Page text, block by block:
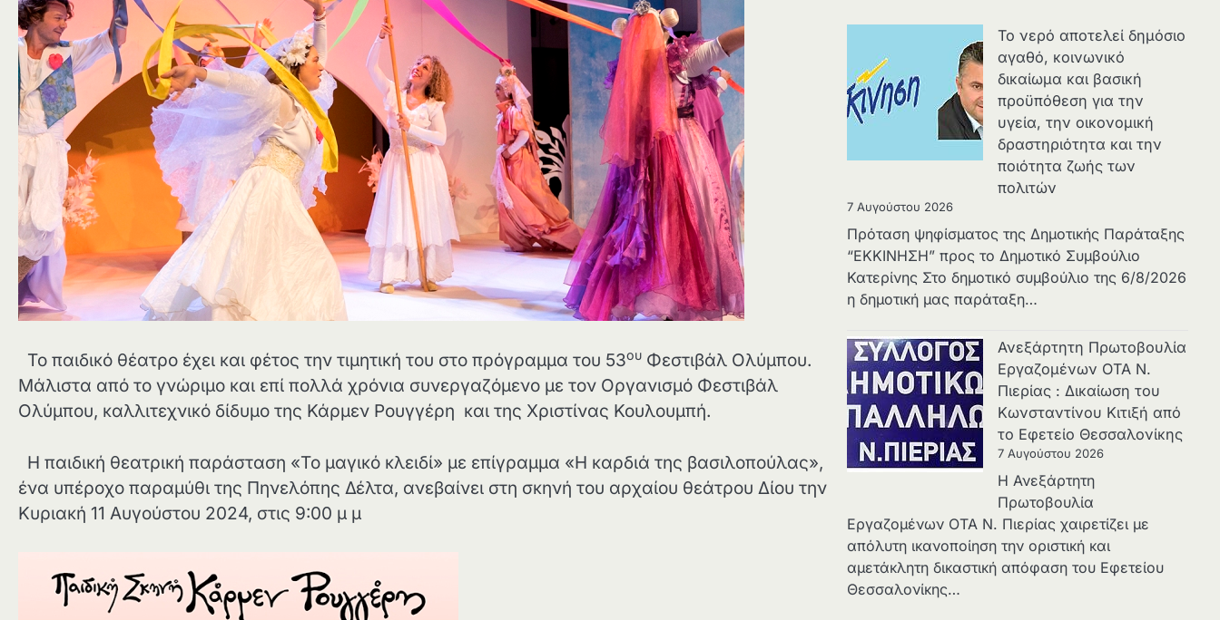
Το παιδικό θέατρο έχει και φέτος την τιμητική του στο πρόγραμμα του 53ου Φεστιβάλ Ολύμπου.
Μάλιστα από το γνώριμο και επί πολλά χρόνια συνεργαζόμενο με τον Οργανισμό Φεστιβάλ
Ολύμπου, καλλιτεχνικό δίδυμο της Κάρμεν Ρουγγέρη και της Χριστίνας Κουλουμπή.
Η παιδική θεατρική παράσταση «Το μαγικό κλειδί» με επίγραμμα «Η καρδιά της βασιλοπούλας»,
ένα υπέροχο παραμύθι της Πηνελόπης Δέλτα, ανεβαίνει στη σκηνή του αρχαίου θεάτρου Δίου την
Κυριακή 11 Αυγούστου 2024, στις 9:00 μ μ
Το νερό αποτελεί δημόσιο
αγαθό, κοινωνικό
δικαίωμα και βασική
προϋπόθεση για την
υγεία, την οικονομική
δραστηριότητα και την
ποιότητα ζωής των
πολιτών
7 Αυγούστου 2026
Πρόταση ψηφίσματος της Δημοτικής Παράταξης
“ΕΚΚΙΝΗΣΗ” προς το Δημοτικό Συμβούλιο
Κατερίνης Στο δημοτικό συμβούλιο της 6/8/2026
η δημοτική μας παράταξη…
Ανεξάρτητη Πρωτοβουλία
Εργαζομένων ΟΤΑ Ν.
Πιερίας : Δικαίωση του
Κωνσταντίνου Κιτιξή από
το Εφετείο Θεσσαλονίκης
7 Αυγούστου 2026
Η Ανεξάρτητη
Πρωτοβουλία
Εργαζομένων ΟΤΑ Ν. Πιερίας χαιρετίζει με
απόλυτη ικανοποίηση την οριστική και
αμετάκλητη δικαστική απόφαση του Εφετείου
Θεσσαλονίκης…